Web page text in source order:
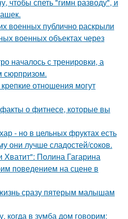
чтобы спеть "гимн разводу", и
военных публично раскрыли
военных объектах через
началось с тренировки, а
сюрпризом.
отношения могут
о фитнесе, которые вы
- но в цельных фруктах есть
они лучше сладостей/соков.
Хватит": Полина Гагарина
поведением на сцене в
сразу пятерым малышам
когда в зумба дом говорим: